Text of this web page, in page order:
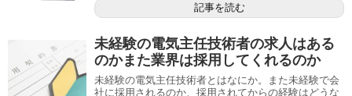
記事を読む
未経験の電気主任技術者の求人はある
のかまた業界は採用してくれるのか
未経験の電気主任技術者とはなにか。また未経験で会
社に採用されるのか、採用されてからの経験はどうな